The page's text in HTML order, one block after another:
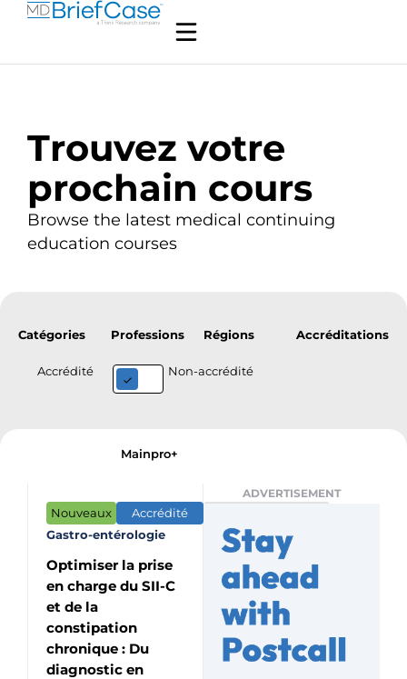
Trouvez votre
prochain cours
Browse the latest medical continuing
education courses
Catégories Professions Régions Accréditations
Accrédité Non-accrédité
Mainpro+
Nouveaux Accrédité
Gastro-entérologie
Optimiser la prise
en charge du SII-C
et de la
constipation
chronique : Du
diagnostic en
ADVERTISEMENT